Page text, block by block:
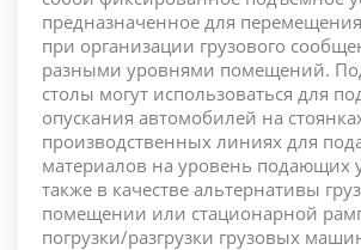
предназначенное для
при организации грузового
разными уровнями помещений.
столы могут использоваться для
опускания автомобилей на
производственных линиях для
материалов на уровень подающих
также в качестве альтернативы
помещении или стационарной
погрузки/разгрузки грузовых